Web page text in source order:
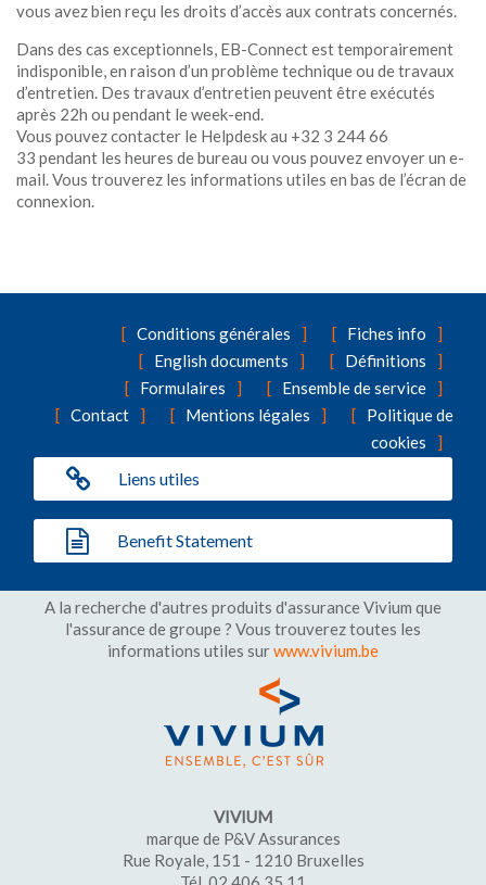
vous avez bien reçu les droits d’accès aux contrats concernés.
Dans des cas exceptionnels, EB-Connect est temporairement
indisponible, en raison d’un problème technique ou de travaux
d’entretien. Des travaux d’entretien peuvent être exécutés
après 22h ou pendant le week-end.
Vous pouvez contacter le Helpdesk au +32 3 244 66
33 pendant les heures de bureau ou vous pouvez envoyer un e-
mail. Vous trouverez les informations utiles en bas de l’écran de
connexion.
Conditions générales
Fiches info
English documents
Définitions
Formulaires
Ensemble de service
Contact
Mentions légales
Politique de
cookies
Liens utiles
Benefit Statement
A la recherche d'autres produits d'assurance Vivium que
l'assurance de groupe ? Vous trouverez toutes les
informations utiles surwww.vivium.be
VIVIUM
marque de P&V Assurances
Rue Royale, 151 - 1210 Bruxelles